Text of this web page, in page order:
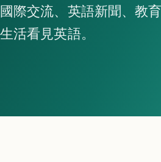
國際交流、英語新聞、教
生活看見英語。